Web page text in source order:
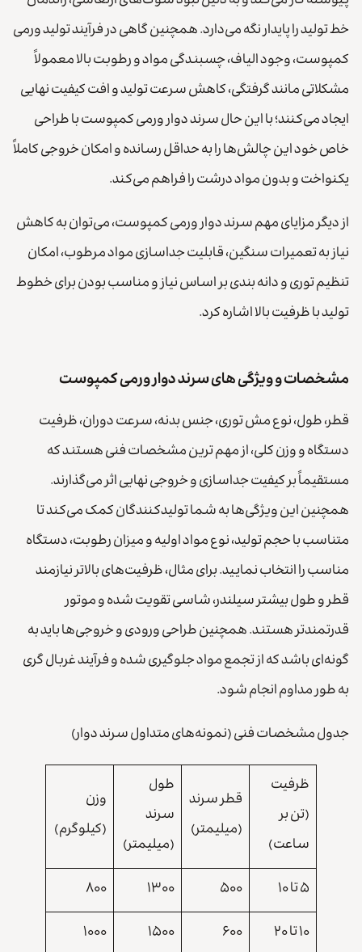
خط تولید را پایدار نگه می‌دارد. همچنین گاهی در فرآیند تولید ورمی
کمپوست، وجود الیاف، چسبندگی مواد و رطوبت بالا معمولاً
مشکلاتی مانند گرفتگی، کاهش سرعت تولید و افت کیفیت نهایی
ایجاد می‌کنند؛ با این حال سرند دوار ورمی کمپوست با طراحی
خاص خود این چالش‌ها را به حداقل رسانده و امکان خروجی کاملاً
یکنواخت و بدون مواد درشت را فراهم می‌کند.
از دیگر مزایای مهم سرند دوار ورمی کمپوست، می‌توان به کاهش
نیاز به تعمیرات سنگین، قابلیت جداسازی مواد مرطوب، امکان
تنظیم توری و دانه بندی بر اساس نیاز و مناسب بودن برای خطوط
تولید با ظرفیت بالا اشاره کرد.
مشخصات و ویژگی های سرند دوار ورمی کمپوست
قطر، طول، نوع مش توری، جنس بدنه، سرعت دوران، ظرفیت
دستگاه و وزن کلی، از مهم ترین مشخصات فنی هستند که
مستقیماً بر کیفیت جداسازی و خروجی نهایی اثر می‌گذارند.
همچنین این ویژگی‌ها به شما تولیدکنندگان کمک می‌کند تا
متناسب با حجم تولید، نوع مواد اولیه و میزان رطوبت، دستگاه
مناسب را انتخاب نمایید. برای مثال، ظرفیت‌های بالاتر نیازمند
قطر و طول بیشتر سیلندر، شاسی تقویت شده و موتور
قدرتمندتر هستند. همچنین طراحی ورودی و خروجی‌ها باید به
گونه‌ای باشد که از تجمع مواد جلوگیری شده و فرآیند غربال گری
به طور مداوم انجام شود.
جدول مشخصات فنی (نمونه‌های متداول سرند دوار)
ظرفیت
(تن بر
ساعت)
قطر سرند
(میلیمتر)
طول
سرند
(میلیمتر)
وزن
(کیلوگرم)
۵ تا ۱۰ ۵۰۰ ۱۳۰۰ ۸۰۰
۱۰ تا ۲۰ ۶۰۰ ۱۵۰۰ ۱۰۰۰